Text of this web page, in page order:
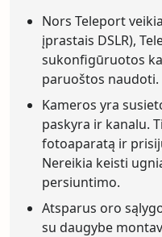
Nors Teleport
įprastais DSLR),
sukonfigūruotos
paruoštos naudoti.
Kameros yra
paskyra ir kanalu.
fotoaparatą ir
Nereikia keisti
persiuntimo.
Atsparus oro
su daugybe